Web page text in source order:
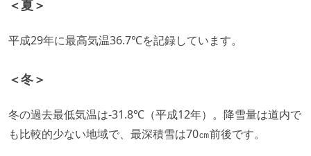
＜夏＞
平成29年に最高気温36.7℃を記録しています。
＜冬＞
冬の過去最低気温は-31.8℃（平成12年）。降雪量は道内で
も比較的少ない地域で、最深積雪は70㎝前後です。